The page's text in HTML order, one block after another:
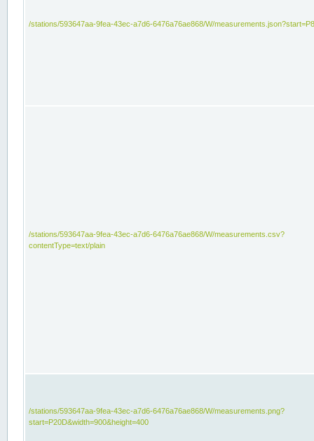
/stations/593647aa-9fea-43ec-a7d6-6476a76ae868/W/
/stations/593647aa-9fea-43ec-a7d6-6476a76ae868/W/measurements.csv?
contentType=text/plain
/stations/593647aa-9fea-43ec-a7d6-6476a76ae868/W/measurements.png?
start=P20D&width=900&height=400